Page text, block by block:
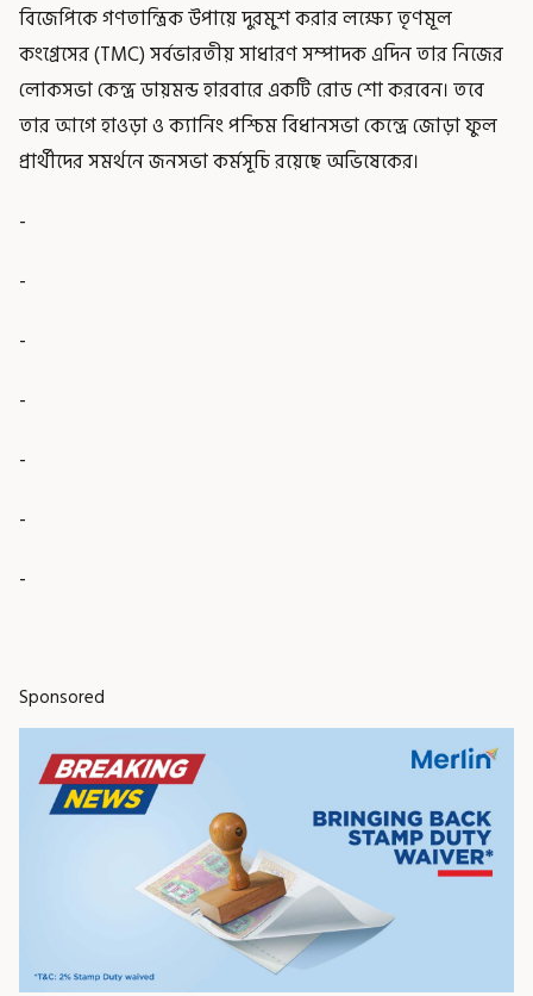
বিজেপিকে গণতান্ত্রিক উপায়ে দুরমুশ করার লক্ষ্যে তৃণমূল
কংগ্রেসের (TMC) সর্বভারতীয় সাধারণ সম্পাদক এদিন তার নিজের
লোকসভা কেন্দ্র ডায়মন্ড হারবারে একটি রোড শো করবেন। তবে
তার আগে হাওড়া ও ক্যানিং পশ্চিম বিধানসভা কেন্দ্রে জোড়া ফুল
প্রার্থীদের সমর্থনে জনসভা কর্মসূচি রয়েছে অভিষেকের।
-
-
-
-
-
-
-
Sponsored